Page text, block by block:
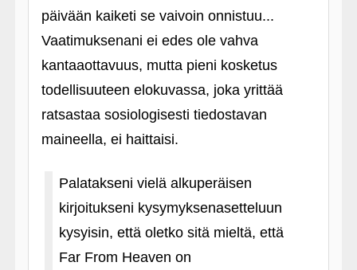
päivään kaiketi se vaivoin onnistuu...
Vaatimuksenani ei edes ole vahva
kantaaottavuus, mutta pieni kosketus
todellisuuteen elokuvassa, joka yrittää
ratsastaa sosiologisesti tiedostavan
maineella, ei haittaisi.
Palatakseni vielä alkuperäisen
kirjoitukseni kysymyksenasetteluun
kysyisin, että oletko sitä mieltä, että
Far From Heaven on